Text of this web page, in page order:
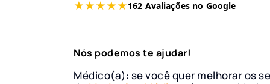
Nós podemos te ajudar!
Médico(a): se você quer melhorar os